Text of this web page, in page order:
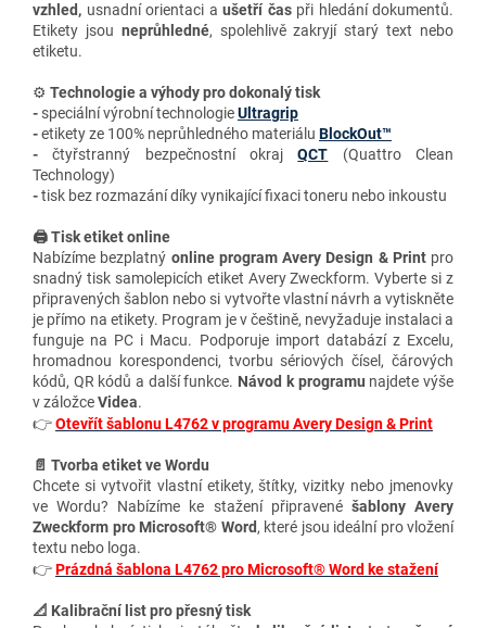
vzhled, usnadní orientaci a ušetří časpři hledání dokumentů.
Etikety jsou neprůhledné, spolehlivě zakryjí starý text nebo
etiketu.
⚙️ Technologie a výhodypro dokonalý tisk
- speciální výrobní technologieUltragrip
-etikety ze 100% neprůhledného materiálu BlockOut™
-čtyřstranný bezpečnostní okraj QCT
(Quattro Clean
Technology)
-tisk bez rozmazání díky vynikající fixaci toneru nebo inkoustu
🖨️ Tisk etiket online
Nabízíme bezplatný online program Avery Design & Print pro
snadný tisk samolepicích etiket Avery Zweckform. Vyberte si z
připravených šablon nebo si vytvořte vlastní návrh a vytiskněte
je přímo na etikety. Program je v češtině, nevyžaduje instalaci a
funguje na PC i Macu. Podporuje import databází z Excelu,
hromadnou korespondenci, tvorbu sériových čísel, čárových
kódů, QR kódů a další funkce. Návod k programu najdete výše
v záložceVidea.
👉Otevřít šablonu L4762 v programu Avery Design & Print
📄 Tvorba etiket ve Wordu
Chcete si vytvořit vlastní etikety, štítky, vizitky nebo jmenovky
ve Wordu? Nabízíme ke stažení připravené šablony Avery
Zweckform pro Microsoft® Word, které jsou ideální pro vložení
textu nebo loga.
👉Prázdná šablona L4762 pro Microsoft® Word ke stažení
📐 Kalibrační list pro přesný tisk